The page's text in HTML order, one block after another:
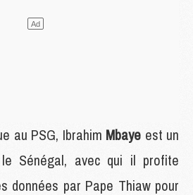
au PSG, Ibrahim Mbaye est un
Sénégal, avec qui il profite
données par Pape Thiaw pour